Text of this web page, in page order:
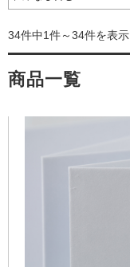
34件中1件～34件を表示
商品一覧